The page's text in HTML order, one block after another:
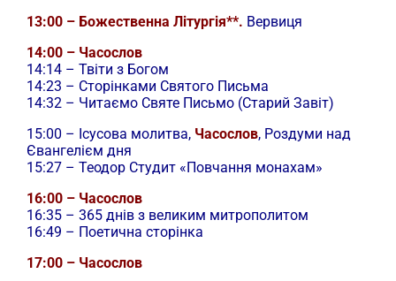
13:00 – Божественна Літургія**. Вервиця
14:00 – Часослов
14:14 – Твіти з Богом
14:23 – Сторінками Святого Письма
14:32 – Читаємо Святе Письмо (Старий Завіт)
15:00 – Ісусова молитва, Часослов, Роздуми над
Євангелієм дня
15:27 – Теодор Студит «Повчання монахам»
16:00 – Часослов
16:35 – 365 днів з великим митрополитом
16:49 – Поетична сторінка
17:00 – Часослов